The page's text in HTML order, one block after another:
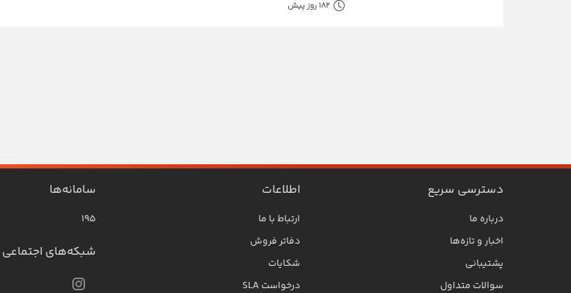
182 روز پیش
دسترسی سریع
درباره ما
اخبار و تازه‌ها
پشتیبانی
سوالات متداول
اطلاعات
ارتباط با ما
دفاتر فروش
شکایات
درخواست SLA
سامانه‌ها
۱۹۵
شبکه‌های اجتماعی